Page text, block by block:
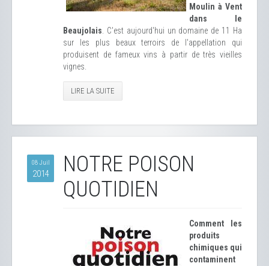
Moulin à Vent
dans le
Beaujolais . C'est aujourd'hui un domaine de 11 Ha
sur les plus beaux terroirs de l'appellation qui
produisent de fameux vins à partir de très vieilles
vignes.
LIRE LA SUITE
08 Juil
2014
NOTRE POISON
QUOTIDIEN
Comment les
produits
chimiques qui
contaminent